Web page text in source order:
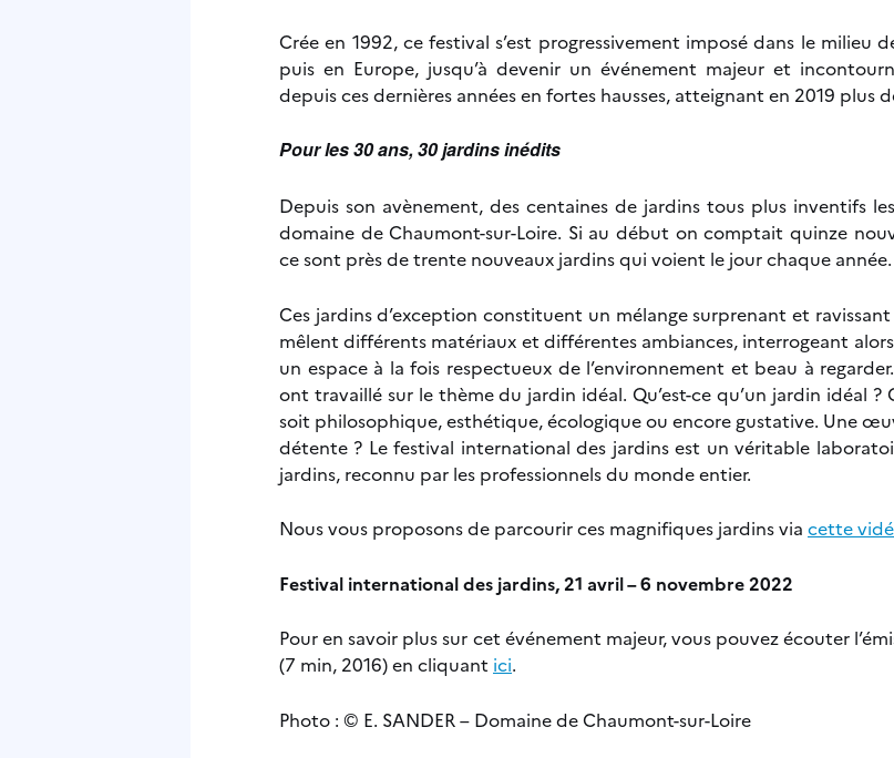
Crée en 1992, ce festival s’est progressivement imposé dans le milieu
puis en Europe, jusqu’à devenir un événement majeur et
depuis ces dernières années en fortes hausses, atteignant en 2019 plus
Pour les 30 ans, 30 jardins inédits
Depuis son avènement, des centaines de jardins tous plus inventifs
domaine de Chaumont-sur-Loire. Si au début on comptait quinze
ce sont près de trente nouveaux jardins qui voient le jour chaque année.
Ces jardins d’exception constituent un mélange surprenant et
mêlent différents matériaux et différentes ambiances, interrogeant
un espace à la fois respectueux de l’environnement et beau à
ont travaillé sur le thème du jardin idéal. Qu’est-ce qu’un jardin idéal
soit philosophique, esthétique, écologique ou encore gustative. Une
détente ? Le festival international des jardins est un véritable
jardins, reconnu par les professionnels du monde entier.
Nous vous proposons de parcourir ces magnifiques jardins via cette
Festival international des jardins, 21 avril – 6 novembre 2022
Pour en savoir plus sur cet événement majeur, vous pouvez écouter
(7 min, 2016) en cliquant ici.
Photo : © E. SANDER– Domaine de Chaumont-sur-Loire